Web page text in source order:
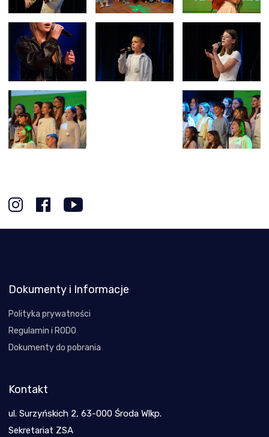
Dokumenty i Informacje
Polityka prywatności
Regulamin i RODO
Dokumenty do pobrania
Kontakt
ul. Surzyńskich 2, 63-000 Środa Wlkp.
Sekretariat ZSA